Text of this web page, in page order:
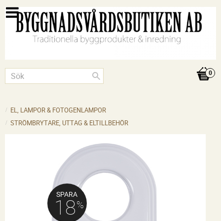
EL, LAMPOR & FOTOGENLAMPOR
STRÖMBRYTARE, UTTAG & ELTILLBEHÖR
SPARA
18%